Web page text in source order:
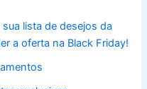
sua lista de desejos da
a oferta na Black Friday!